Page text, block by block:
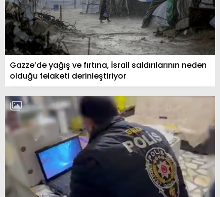
Gazze’de yağış ve fırtına, İsrail saldırılarının neden
olduğu felaketi derinleştiriyor